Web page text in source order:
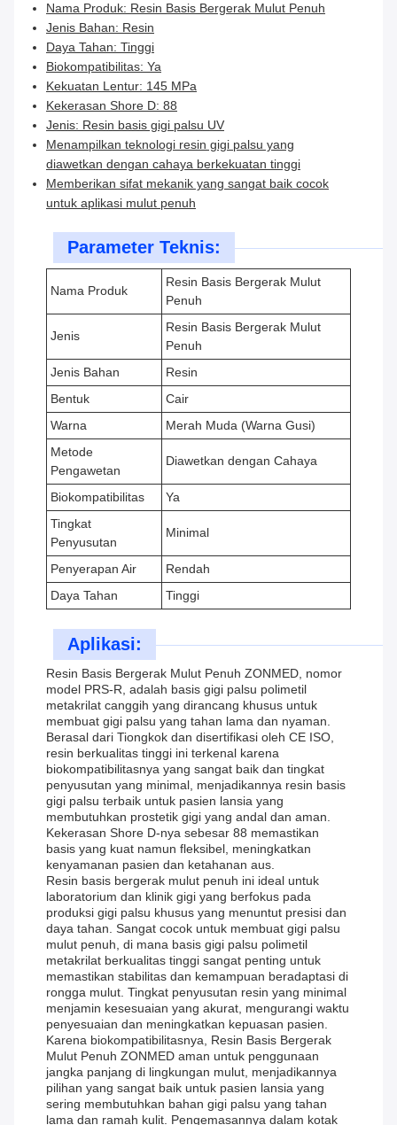
Nama Produk: Resin Basis Bergerak Mulut Penuh
Jenis Bahan: Resin
Daya Tahan: Tinggi
Biokompatibilitas: Ya
Kekuatan Lentur: 145 MPa
Kekerasan Shore D: 88
Jenis: Resin basis gigi palsu UV
Menampilkan teknologi resin gigi palsu yang
diawetkan dengan cahaya berkekuatan tinggi
Memberikan sifat mekanik yang sangat baik cocok
untuk aplikasi mulut penuh
Parameter Teknis:
Nama Produk
Resin Basis Bergerak Mulut
Penuh
Jenis
Resin Basis Bergerak Mulut
Penuh
Jenis Bahan
Resin
Bentuk
Cair
Warna
Merah Muda (Warna Gusi)
Metode
Pengawetan
Diawetkan dengan Cahaya
Biokompatibilitas
Ya
Tingkat
Penyusutan
Minimal
Penyerapan Air
Rendah
Daya Tahan
Tinggi
Aplikasi:
Resin Basis Bergerak Mulut Penuh ZONMED, nomor
model PRS-R, adalah basis gigi palsu polimetil
metakrilat canggih yang dirancang khusus untuk
membuat gigi palsu yang tahan lama dan nyaman.
Berasal dari Tiongkok dan disertifikasi oleh CE ISO,
resin berkualitas tinggi ini terkenal karena
biokompatibilitasnya yang sangat baik dan tingkat
penyusutan yang minimal, menjadikannya resin basis
gigi palsu terbaik untuk pasien lansia yang
membutuhkan prostetik gigi yang andal dan aman.
Kekerasan Shore D-nya sebesar 88 memastikan
basis yang kuat namun fleksibel, meningkatkan
kenyamanan pasien dan ketahanan aus.
Resin basis bergerak mulut penuh ini ideal untuk
laboratorium dan klinik gigi yang berfokus pada
produksi gigi palsu khusus yang menuntut presisi dan
daya tahan. Sangat cocok untuk membuat gigi palsu
mulut penuh, di mana basis gigi palsu polimetil
metakrilat berkualitas tinggi sangat penting untuk
memastikan stabilitas dan kemampuan beradaptasi di
rongga mulut. Tingkat penyusutan resin yang minimal
menjamin kesesuaian yang akurat, mengurangi waktu
penyesuaian dan meningkatkan kepuasan pasien.
Karena biokompatibilitasnya, Resin Basis Bergerak
Mulut Penuh ZONMED aman untuk penggunaan
jangka panjang di lingkungan mulut, menjadikannya
pilihan yang sangat baik untuk pasien lansia yang
sering membutuhkan bahan gigi palsu yang tahan
lama dan ramah kulit. Pengemasannya dalam kotak